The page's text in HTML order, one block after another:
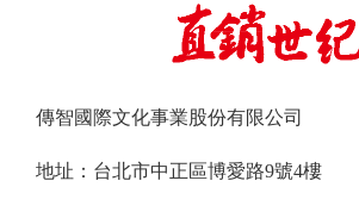
傳智國際文化事業股份有限公司
地址：台北市中正區博愛路9號4樓